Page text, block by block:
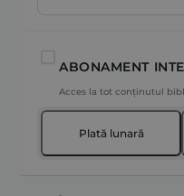
ABONAMENT
Acces la tot conținutul
Plată lunară